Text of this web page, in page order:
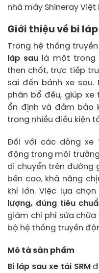
nhà máy Shineray Việt
Giới thiệu về bi láp
Trong hệ thống
láp sau là một trong
then chốt, trực tiếp
sai đến bánh xe sau.
phân bổ đều, giúp
ổn định và đảm bảo
trong nhiều điều kiện
Đối với các dòng xe
động trong môi
di chuyển trên đường
bền cao, khả năng
khí lớn. Việc lựa chọn
lượng, đúng tiêu
giảm chi phí sửa
bộ hệ thống truyền
Mô tả sản phẩm
Bi láp sau xe tải SRM